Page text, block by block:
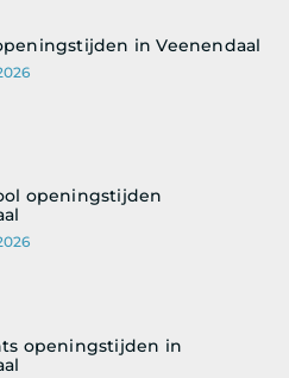
in Veenendaal
openingstijden
openingstijden in